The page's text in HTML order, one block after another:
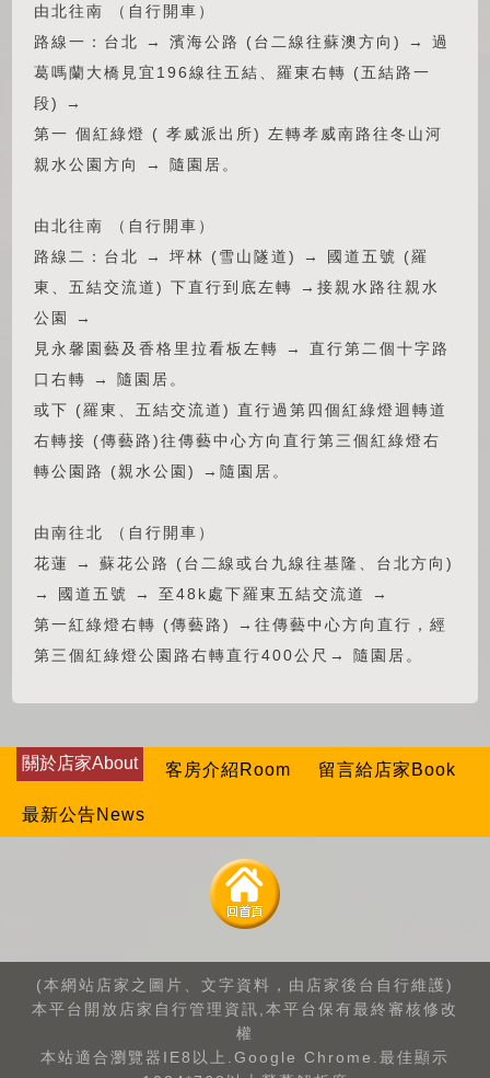
由北往南 （自行開車）
路線一：台北 → 濱海公路 (台二線往蘇澳方向) → 過
葛嗎蘭大橋見宜196線往五結、羅東右轉 (五結路一
段) →
第一 個紅綠燈 ( 孝威派出所) 左轉孝威南路往冬山河
親水公園方向 → 隨園居。
由北往南 （自行開車）
路線二：台北 → 坪林 (雪山隧道) → 國道五號 (羅
東、五結交流道) 下直行到底左轉 →接親水路往親水
公園 →
見永馨園藝及香格里拉看板左轉 → 直行第二個十字路
口右轉 → 隨園居。
或下 (羅東、五結交流道) 直行過第四個紅綠燈迴轉道
右轉接 (傳藝路)往傳藝中心方向直行第三個紅綠燈右
轉公園路 (親水公園) →隨園居。
由南往北 （自行開車）
花蓮 → 蘇花公路 (台二線或台九線往基隆、台北方向)
→ 國道五號 → 至48k處下羅東五結交流道 →
第一紅綠燈右轉 (傳藝路) →往傳藝中心方向直行，經
第三個紅綠燈公園路右轉直行400公尺→ 隨園居。
關於店家About 客房介紹Room 留言給店家Book
最新公告News
(本網站店家之圖片、文字資料，由店家後台自行維護)
本平台開放店家自行管理資訊,本平台保有最終審核修改
權
本站適合瀏覽器IE8以上.Google Chrome.最佳顯示